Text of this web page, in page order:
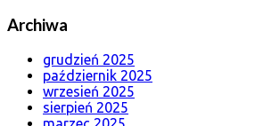
Archiwa
grudzień 2025
październik 2025
wrzesień 2025
sierpień 2025